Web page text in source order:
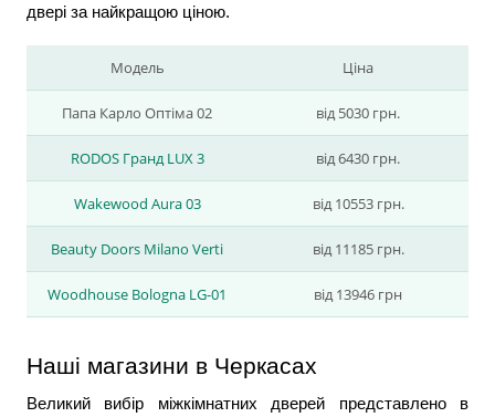
двері за найкращою ціною.
Модель Ціна
Папа Карло Оптіма 02 від 5030 грн.
RODOS Гранд LUX 3 від 6430 грн.
Wakewood Aura 03 від 10553 грн.
Beauty Doors Milano Vertі від 11185 грн.
Woodhouse Bologna LG-01 від 13946 грн
Наші магазини в Черкасах
Великий вибір міжкімнатних дверей представлено в